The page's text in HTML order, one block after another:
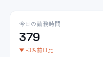
今日の勤務時間
379
▼ -3% 前日比